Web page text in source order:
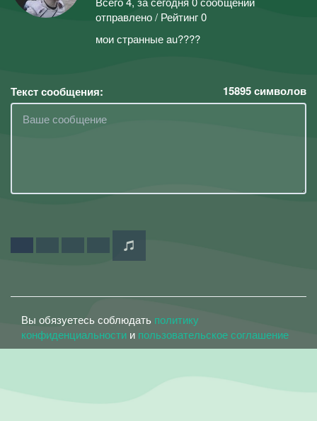
отправлено / Рейтинг 0
мои странные au????
Текст сообщения: 15895символов
Вы обязуетесь соблюдать политику
конфиденциальности и пользовательское соглашение